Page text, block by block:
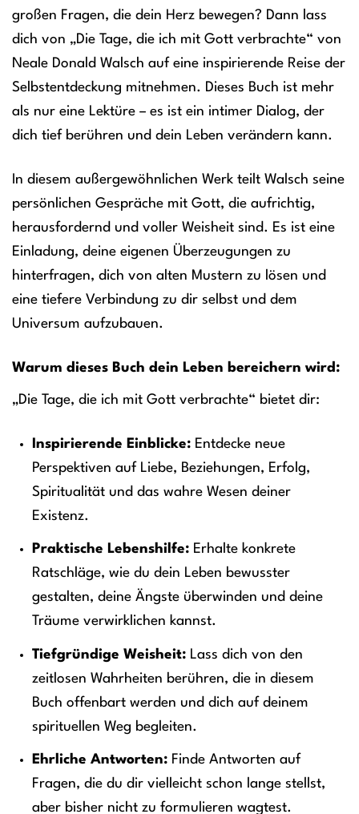
großen Fragen, die dein Herz bewegen? Dann lass
dich von „Die Tage, die ich mit Gott verbrachte“ von
Neale Donald Walsch auf eine inspirierende Reise der
Selbstentdeckung mitnehmen. Dieses Buch ist mehr
als nur eine Lektüre – es ist ein intimer Dialog, der
dich tief berühren und dein Leben verändern kann.
In diesem außergewöhnlichen Werk teilt Walsch seine
persönlichen Gespräche mit Gott, die aufrichtig,
herausfordernd und voller Weisheit sind. Es ist eine
Einladung, deine eigenen Überzeugungen zu
hinterfragen, dich von alten Mustern zu lösen und
eine tiefere Verbindung zu dir selbst und dem
Universum aufzubauen.
Warum dieses Buch dein Leben bereichern wird:
„Die Tage, die ich mit Gott verbrachte“ bietet dir:
Inspirierende Einblicke:Entdecke neue
Perspektiven auf Liebe, Beziehungen, Erfolg,
Spiritualität und das wahre Wesen deiner
Existenz.
Praktische Lebenshilfe:Erhalte konkrete
Ratschläge, wie du dein Leben bewusster
gestalten, deine Ängste überwinden und deine
Träume verwirklichen kannst.
Tiefgründige Weisheit:Lass dich von den
zeitlosen Wahrheiten berühren, die in diesem
Buch offenbart werden und dich auf deinem
spirituellen Weg begleiten.
Ehrliche Antworten:Finde Antworten auf
Fragen, die du dir vielleicht schon lange stellst,
aber bisher nicht zu formulieren wagtest.